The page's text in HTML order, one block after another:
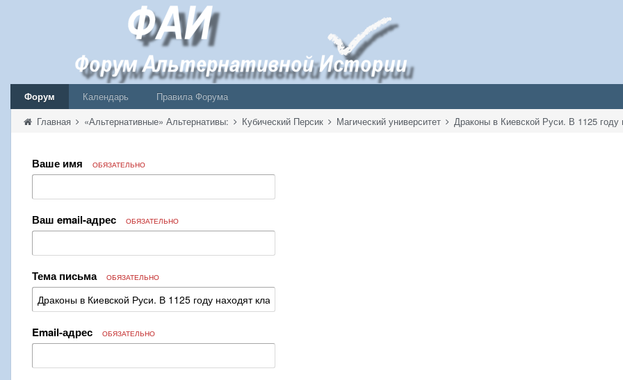
Форум Календарь
Правила Форума
Главная «Альтернативные» Альтернативы: Кубический Персик Магический университет Драконы в Киевской Руси. В 1125 году
Ваше имя ОБЯЗАТЕЛЬНО
Ваш email-адрес ОБЯЗАТЕЛЬНО
Тема письма ОБЯЗАТЕЛЬНО
Email-адрес ОБЯЗАТЕЛЬНО